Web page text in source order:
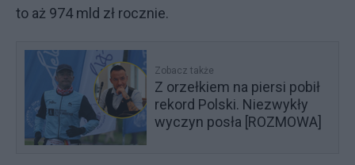
to aż 974 mld zł rocznie.
Zobacz także
Z orzełkiem na piersi pobił
rekord Polski. Niezwykły
wyczyn posła [ROZMOWA]